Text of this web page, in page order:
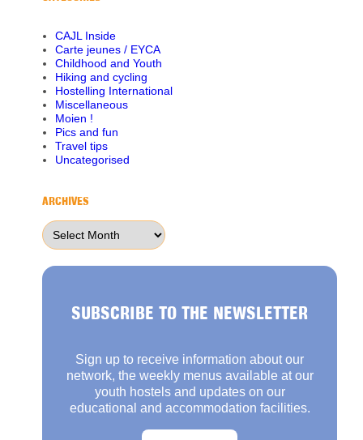
CAJL Inside
Carte jeunes / EYCA
Childhood and Youth
Hiking and cycling
Hostelling International
Miscellaneous
Moien !
Pics and fun
Travel tips
Uncategorised
ARCHIVES
Archives
SUBSCRIBE TO THE NEWSLETTER
Sign up to receive information about our
network, the weekly menus available at our
youth hostels and updates on our
educational and accommodation facilities.